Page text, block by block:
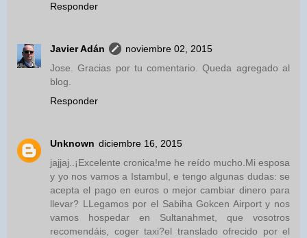
Responder
Javier Adán
noviembre 02, 2015
Jose. Gracias por tu comentario. Queda agregado al
blog.
Responder
Unknown diciembre 16, 2015
jajjaj..¡Excelente cronica!me he reído mucho.Mi esposa
y yo nos vamos a Istambul, e tengo algunas dudas: se
acepta el pago en euros o mejor cambiar dinero para
llevar? LLegamos por el Sabiha Gokcen Airport y nos
vamos hospedar en Sultanahmet, que vosotros
recomendáis, coger taxi?el translado ofrecido por el